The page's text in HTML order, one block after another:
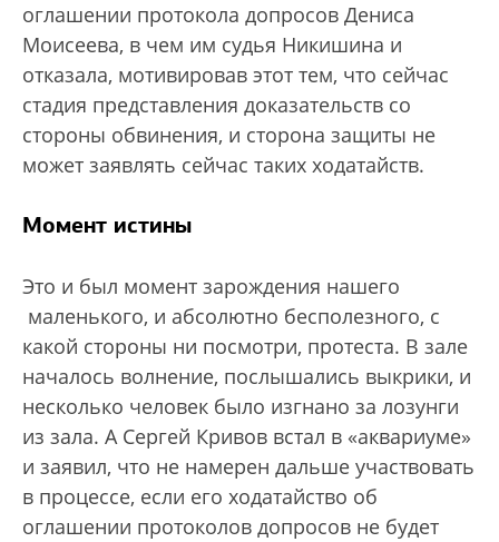
оглашении протокола допросов Дениса
Моисеева, в чем им судья Никишина и
отказала, мотивировав этот тем, что сейчас
стадия представления доказательств со
стороны обвинения, и сторона защиты не
может заявлять сейчас таких ходатайств.
Момент истины
Это и был момент зарождения нашего
маленького, и абсолютно бесполезного, с
какой стороны ни посмотри, протеста. В зале
началось волнение, послышались выкрики, и
несколько человек было изгнано за лозунги
из зала. А Сергей Кривов встал в «аквариуме»
и заявил, что не намерен дальше участвовать
в процессе, если его ходатайство об
оглашении протоколов допросов не будет